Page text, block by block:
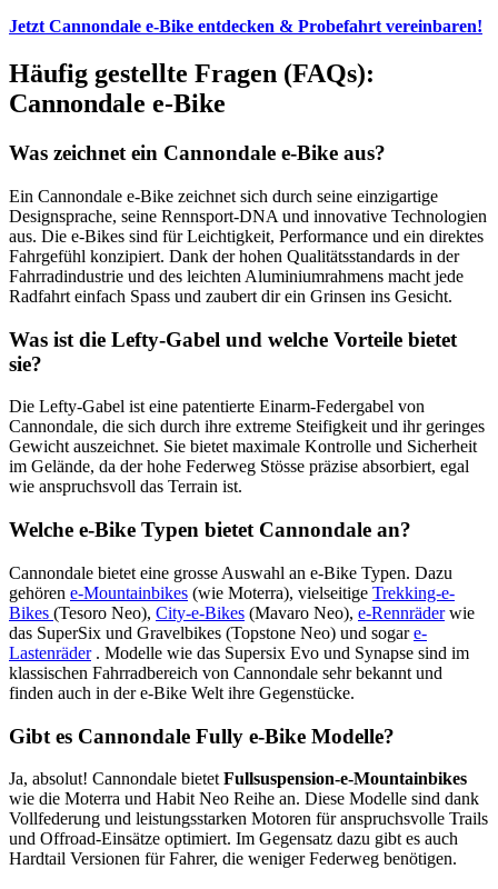
Jetzt Cannondale e-Bike entdecken & Probefahrt vereinbaren!
Häufig gestellte Fragen (FAQs):
Cannondale e-Bike
Was zeichnet ein Cannondale e-Bike aus?
Ein Cannondale e-Bike zeichnet sich durch seine einzigartige
Designsprache, seine Rennsport-DNA und innovative Technologien
aus. Die e-Bikes sind für Leichtigkeit, Performance und ein direktes
Fahrgefühl konzipiert. Dank der hohen Qualitätsstandards in der
Fahrradindustrie und des leichten Aluminiumrahmens macht jede
Radfahrt einfach Spass und zaubert dir ein Grinsen ins Gesicht.
Was ist die Lefty-Gabel und welche Vorteile bietet
sie?
Die Lefty-Gabel ist eine patentierte Einarm-Federgabel von
Cannondale, die sich durch ihre extreme Steifigkeit und ihr geringes
Gewicht auszeichnet. Sie bietet maximale Kontrolle und Sicherheit
im Gelände, da der hohe Federweg Stösse präzise absorbiert, egal
wie anspruchsvoll das Terrain ist.
Welche e-Bike Typen bietet Cannondale an?
Cannondale bietet eine grosse Auswahl an e-Bike Typen. Dazu
gehören e-Mountainbikes (wie Moterra), vielseitige Trekking-e-
Bikes (Tesoro Neo), City-e-Bikes (Mavaro Neo), e-Rennräder wie
das SuperSix und Gravelbikes (Topstone Neo) und sogare-
Lastenräder . Modelle wie das Supersix Evo und Synapse sind im
klassischen Fahrradbereich von Cannondale sehr bekannt und
finden auch in der e-Bike Welt ihre Gegenstücke.
Gibt es Cannondale Fully e-Bike Modelle?
Ja, absolut! Cannondale bietet Fullsuspension-e-Mountainbikes
wie die Moterra und Habit Neo Reihe an. Diese Modelle sind dank
Vollfederung und leistungsstarken Motoren für anspruchsvolle Trails
und Offroad-Einsätze optimiert. Im Gegensatz dazu gibt es auch
Hardtail Versionen für Fahrer, die weniger Federweg benötigen.